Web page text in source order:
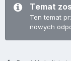
Temat
Ten temat
nowych